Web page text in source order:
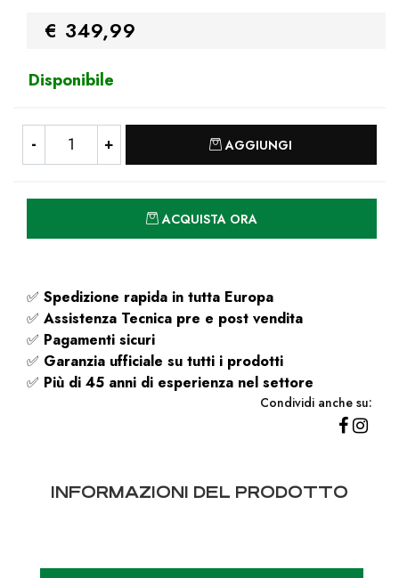
€ 349,99
Disponibile
AGGIUNGI
ACQUISTA ORA
✅ Spedizione rapida in tutta Europa
✅ Assistenza Tecnica pre e post vendita
✅ Pagamenti sicuri
✅ Garanzia ufficiale su tutti i prodotti
✅ Più di 45 anni di esperienza nel settore
Condividi anche su:
INFORMAZIONI DEL PRODOTTO